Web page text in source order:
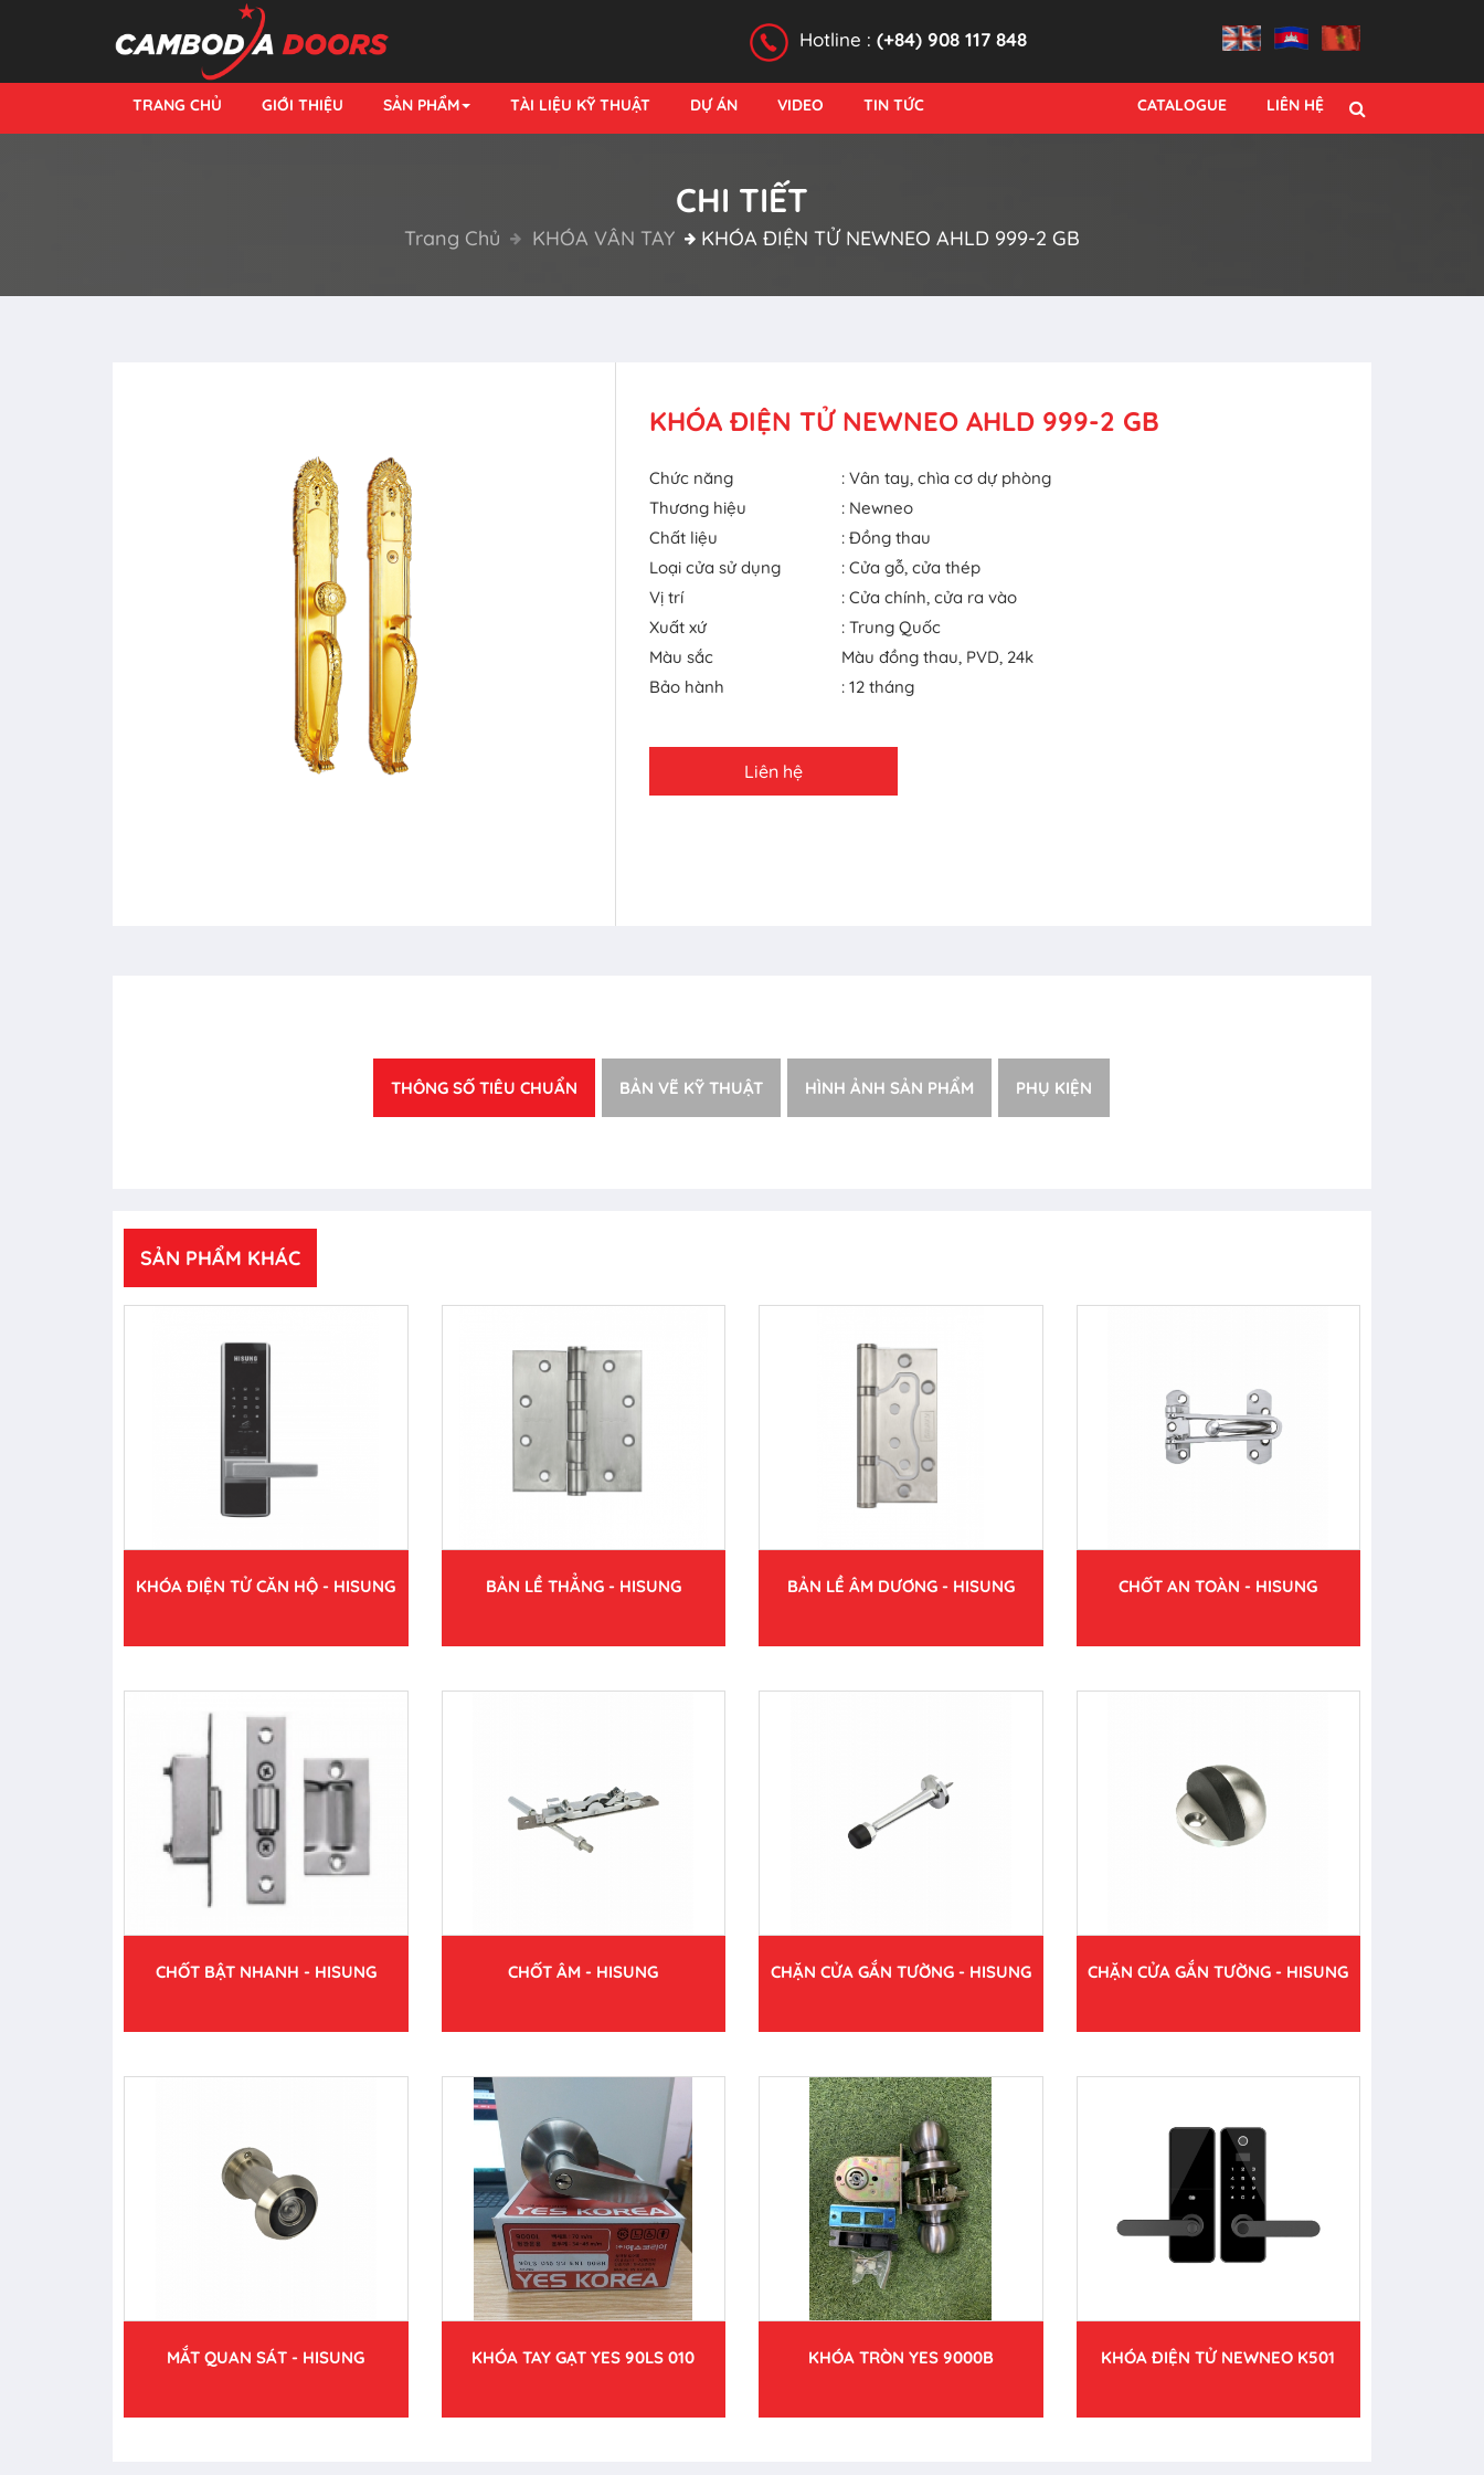
Hotline : (+84) 908 117 848
TRANG CHỦ GIỚI THIỆU SẢN PHẨM TÀI LIỆU KỸ THUẬT DỰ ÁN VIDEO TIN TỨC CATALOGUE LIÊN HỆ
CHI TIẾT
Trang Chủ KHÓA VÂN TAY KHÓA ĐIỆN TỬ NEWNEO AHLD 999-2 GB
KHÓA ĐIỆN TỬ NEWNEO AHLD 999-2 GB
Chức năng
: Vân tay, chìa cơ dự phòng
Thương hiệu
: Newneo
Chất liệu
: Đồng thau
Loại cửa sử dụng
: Cửa gỗ, cửa thép
Vị trí
: Cửa chính, cửa ra vào
Xuất xứ
: Trung Quốc
Màu sắc
Màu đồng thau, PVD, 24k
Bảo hành
: 12 tháng
Liên hệ
THÔNG SỐ TIÊU CHUẨN BẢN VẼ KỸ THUẬT HÌNH ẢNH SẢN PHẨM PHỤ KIỆN
SẢN PHẨM KHÁC
KHÓA ĐIỆN TỬ CĂN HỘ - HISUNG BẢN LỀ THẲNG - HISUNG BẢN LỀ ÂM DƯƠNG - HISUNG CHỐT AN TOÀN - HISUNG
CHỐT BẬT NHANH - HISUNG CHỐT ÂM - HISUNG CHẶN CỬA GẮN TƯỜNG - HISUNG CHẶN CỬA GẮN TƯỜNG - HISUNG
MẮT QUAN SÁT - HISUNG KHÓA TAY GẠT YES 90LS 010 KHÓA TRÒN YES 9000B KHÓA ĐIỆN TỬ NEWNEO K501